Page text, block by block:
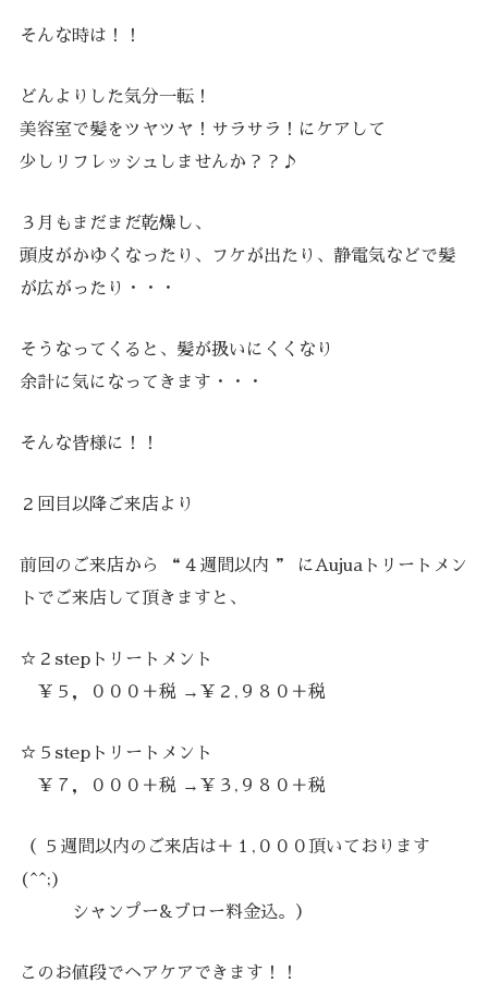
そんな時は！！
どんよりした気分一転！
美容室で髪をツヤツヤ！サラサラ！にケアして
少しリフレッシュしませんか？？♪
３月もまだまだ乾燥し、
頭皮がかゆくなったり、フケが出たり、静電気などで髪
が広がったり・・・
そうなってくると、髪が扱いにくくなり
余計に気になってきます・・・
そんな皆様に！！
２回目以降ご来店より
前回のご来店から “４週間以内 ” にAujuaトリートメン
トでご来店して頂きますと、
☆２stepトリートメント
￥５，０００＋税 →￥２,９８０＋税
☆５stepトリートメント
￥７，０００＋税 →￥３,９８０＋税
（ ５週間以内のご来店は＋１,０００頂いております
(^^;)
シャンプー&ブロー料金込。）
このお値段でヘアケアできます！！